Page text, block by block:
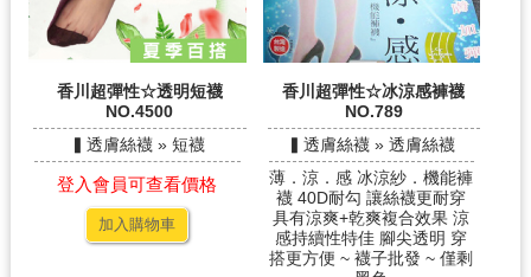
香川超彈性☆透明短襪
NO.4500
▍透膚絲襪 » 短襪
登入會員可查看價格
加入購物車
香川超彈性☆冰涼感褲襪
NO.789
▍透膚絲襪 » 透膚絲襪
薄．涼．感 冰涼紗．機能褲
襪 40D耐勾 讓絲襪更耐穿
具有涼爽+乾爽複合效果 涼
感持續性特佳 腳尖透明 穿
搭更方便 ~ 襪子批發 ~ 僅剩